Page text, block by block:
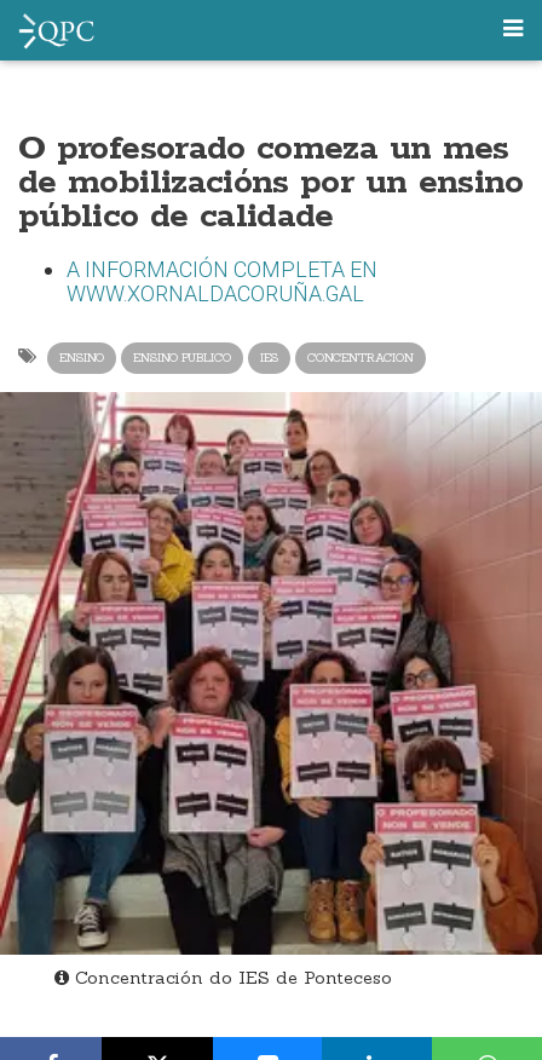
O profesorado comeza un mes
de mobilizacións por un ensino
público de calidade
A INFORMACIÓN COMPLETA EN
WWW.XORNALDACORUÑA.GAL
ENSINO ENSINO PUBLICO IES CONCENTRACION
Concentración do IES de Ponteceso